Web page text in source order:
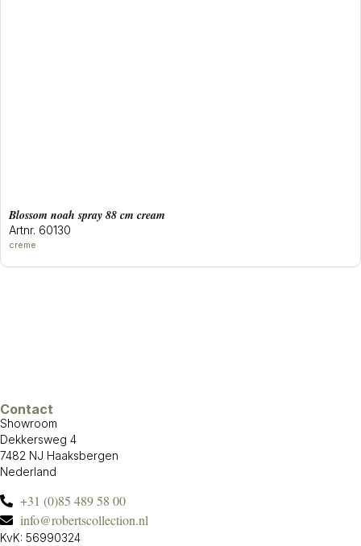
blossom noah spray 88 cm cream
Artnr. 60130
creme
Contact
Showroom
Dekkersweg 4
7482 NJ Haaksbergen
Nederland
+31 (0)85 489 58 00
info@robertscollection.nl
KvK: 56990324